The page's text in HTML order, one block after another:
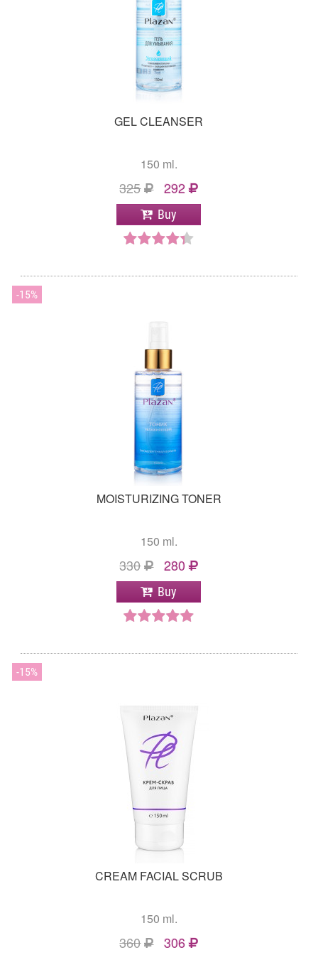
обязательно возьму тоник, его я просто обожаю наносить
перед сном. Возьму ночной крем, скраб, обязательно
питательную сыворотку. Ну а шампунь взять сам Бог
велел. Да, и еще, у подруги день рождения, надо и ей
сделать подарок. О плазане она пока еще не знает)). Я ее
рекомендую все у кого проблемы с кожей и тем кто
косметологе, его надо посещять как минимум 2 раза в
GEL CLEANSER
150 ml.
325 292
Buy
15
MOISTURIZING TONER
150 ml.
330 280
Buy
15
CREAM FACIAL SCRUB
150 ml.
360 306